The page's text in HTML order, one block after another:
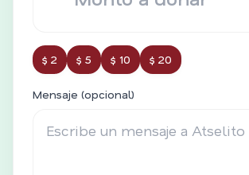
$ 2 $ 5 $ 10 $ 20
Mensaje (opcional)